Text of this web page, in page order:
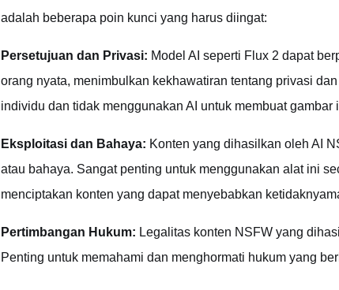
adalah beberapa poin kunci yang harus diingat:
Persetujuan dan Privasi: Model AI seperti Flux 2 dapat
orang nyata, menimbulkan kekhawatiran tentang privasi
individu dan tidak menggunakan AI untuk membuat gambar
Eksploitasi dan Bahaya: Konten yang dihasilkan oleh AI
atau bahaya. Sangat penting untuk menggunakan alat ini
menciptakan konten yang dapat menyebabkan
Pertimbangan Hukum: Legalitas konten NSFW yang
Penting untuk memahami dan menghormati hukum yang